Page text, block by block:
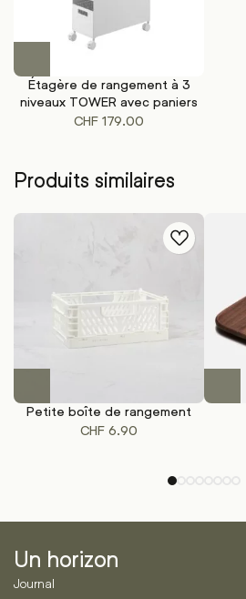
a
plusieurs
variations.
options
peuvent
être
page
du
produit
Étagère de rangement à 3
niveaux TOWER avec paniers
CHF 179.00
Produits similaires
a
plusieurs
choisies
sur
Petite boîte de rangement
CHF 6.90
Un horizon
Journal